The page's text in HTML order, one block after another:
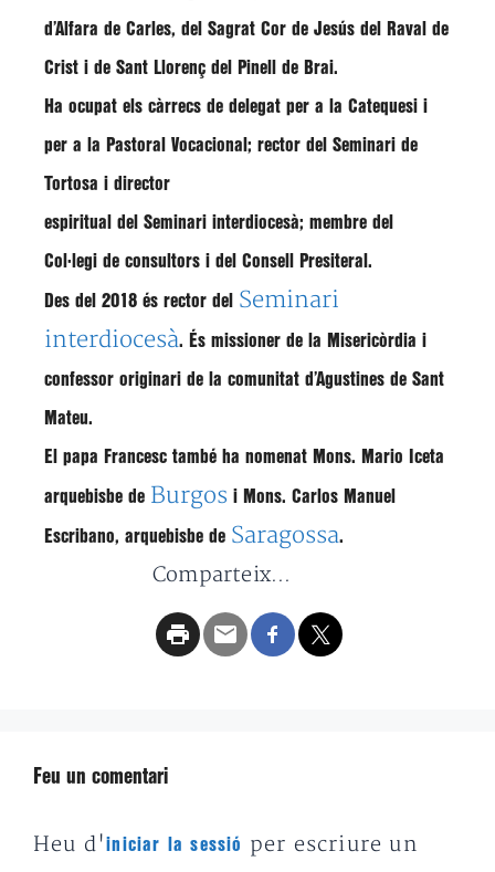
d’Alfara de Carles, del Sagrat Cor de Jesús del Raval de
Crist i de Sant Llorenç del Pinell de Brai.
Ha ocupat els càrrecs de delegat per a la Catequesi i
per a la Pastoral Vocacional ; rector del Seminari de
Tortosa i director
espiritual del Seminari interdiocesà; membre del
Col·legi de consultors i del Consell Presiteral.
Des del 2018 és rector del Seminari
interdiocesà. És missioner de la Misericòrdia i
confessor originari de la comunitat d’Agustines de Sant
Mateu.
El papa Francesc també ha nomenat Mons. Mario Iceta
arquebisbe de Burgos i Mons. Carlos Manuel
Escribano, arquebisbe de Saragossa.
Comparteix...
Feu un comentari
Heu d'iniciar la sessió
per escriure un